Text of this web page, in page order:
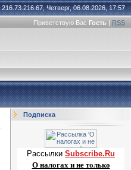
216.73.216.67, Четверг, 06.08.2026, 17:57
Приветствую Вас Гость | RSS
Подписка
Рассылки Subscribe.Ru
О налогах и не только